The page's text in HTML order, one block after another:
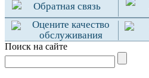
Обратная связь
Оцените качество
обслуживания
Поиск на сайте